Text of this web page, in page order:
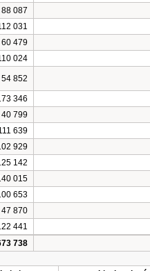
88 087
031
60 479
024
54 852
346
40 799
639
929
142
015
653
47 870
441
738